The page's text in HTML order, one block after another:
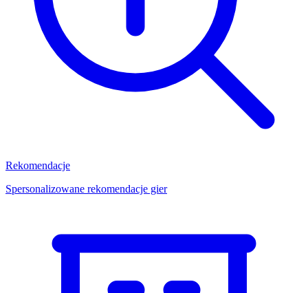
Rekomendacje
Spersonalizowane rekomendacje gier